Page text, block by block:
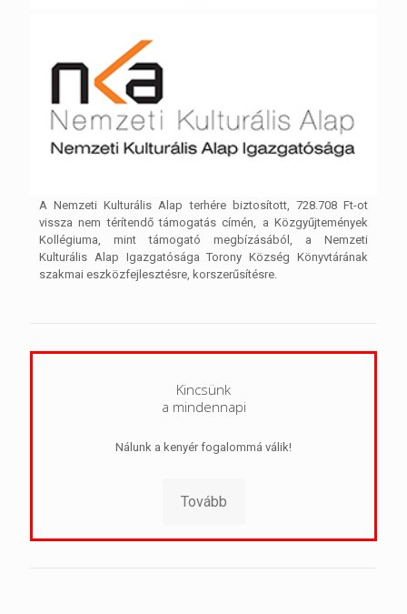
A Nemzeti Kulturális Alap terhére biztosított, 728.708 Ft-ot
vissza nem térítendő támogatás címén, a Közgyűjtemények
Kollégiuma, mint támogató megbízásából, a Nemzeti
Kulturális Alap Igazgatósága Torony Község Könyvtárának
szakmai eszközfejlesztésre, korszerűsítésre.
Kincsünk
a mindennapi
Nálunk a kenyér fogalommá válik!
Tovább